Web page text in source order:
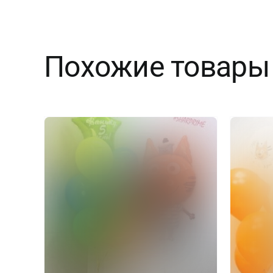
Похожие товары